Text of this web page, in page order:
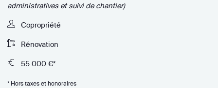
administratives et suivi de chantier)
Copropriété
Rénovation
55 000 €*
* Hors taxes et honoraires